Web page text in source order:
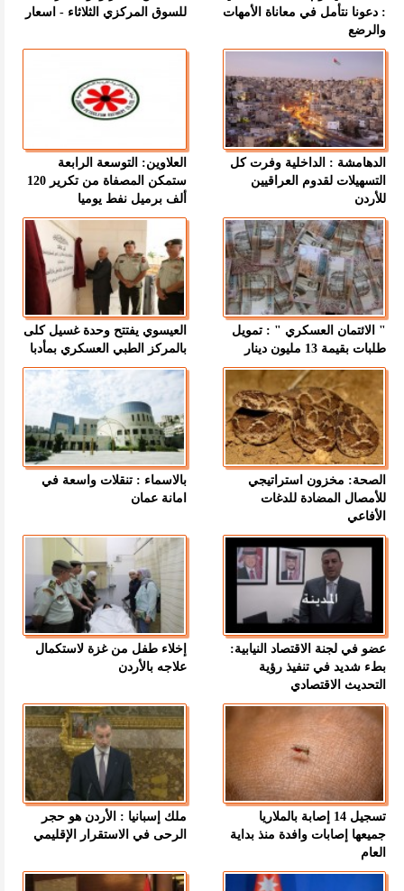
: دعونا نتأمل في معاناة الأمهات
والرضع
للسوق المركزي الثلاثاء - اسعار
الدهامشة : الداخلية وفرت كل
التسهيلات لقدوم العراقيين
للأردن
العلاوين: التوسعة الرابعة
ستمكن المصفاة من تكرير 120
ألف برميل نفط يوميا
" الائتمان العسكري " : تمويل
طلبات بقيمة 13 مليون دينار
العيسوي يفتتح وحدة غسيل كلى
بالمركز الطبي العسكري بمأدبا
الصحة: مخزون استراتيجي
للأمصال المضادة للدغات
الأفاعي
بالاسماء : تنقلات واسعة في
امانة عمان
عضو في لجنة الاقتصاد النيابية:
بطء شديد في تنفيذ رؤية
التحديث الاقتصادي
إخلاء طفل من غزة لاستكمال
علاجه بالأردن
تسجيل 14 إصابة بالملاريا
جميعها إصابات وافدة منذ بداية
العام
ملك إسبانيا : الأردن هو حجر
الرحى في الاستقرار الإقليمي